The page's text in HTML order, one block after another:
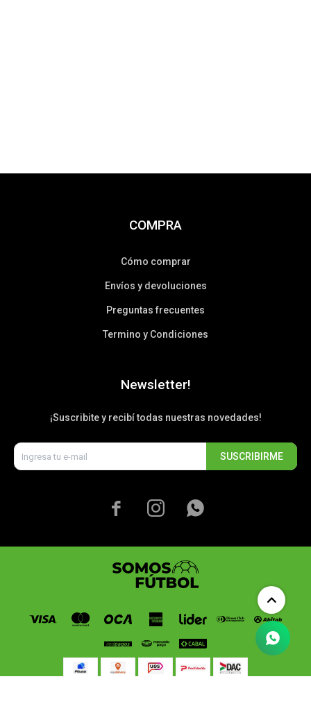
COMPRA
Cómo comprar
Envíos y devoluciones
Preguntas frecuentes
Termino y Condiciones
Newsletter!
¡Suscribite y recibí todas nuestras novedades!
SUSCRIBIRME
  